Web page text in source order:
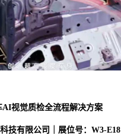
AI视觉质检全流程解决方案
技有限公司｜展位号：W3-E18